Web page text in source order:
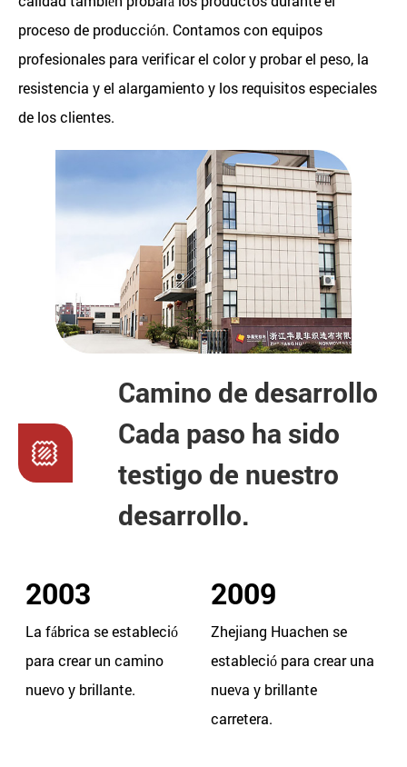
proceso de producción. Contamos con equipos
profesionales para verificar el color y probar el peso, la
resistencia y el alargamiento y los requisitos especiales
de los clientes.
Camino de desarrollo
Cada paso ha sido
testigo de nuestro
desarrollo.
2003
La fábrica se estableció
para crear un camino
nuevo y brillante.
2009
Zhejiang Huachen se
estableció para crear una
nueva y brillante
carretera.